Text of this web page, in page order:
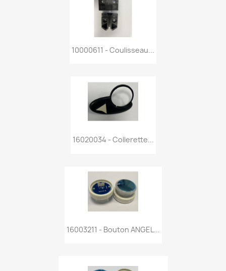
10000611 - Coulisseau...
16020034 - Collerette...
16003211 - ‌Bouton ANGEL...